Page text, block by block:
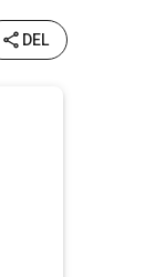
DEL